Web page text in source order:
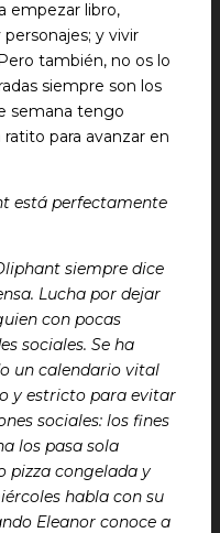
empezar libro,
y vivir
también, no os lo
siempre son los
semana tengo
para avanzar en
está perfectamente
siempre dice
Lucha por dejar
con pocas
sociales. Se ha
un calendario vital
y estricto para evitar
sociales: los fines
los pasa sola
pizza congelada y
habla con su
Eleanor conoce a